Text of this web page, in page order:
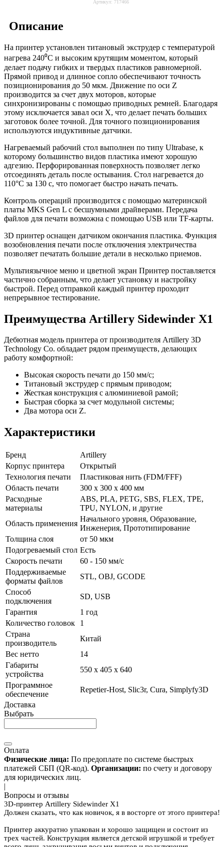
Артикул: 717466
Описание
На принтер установлен титановый экструдер с температурой
нагрева 240⁰С и высоким крутящим моментом, который
делает подачу гибких и твердых пластиков равномерной.
Прямой привод и длинное сопло обеспечивают точность
позиционирования до 50 мкм. Движение по оси Z
производится за счет двух моторов, которые
синхронизированы с помощью приводных ремней. Благодаря
этому исключается завал оси X, что делает печать больших
заготовок более точной. Для точного позиционирования
используются индуктивные датчики.
Нагреваемый рабочий стол выполнен по типу Ultrabase, к
которому большинство видов пластика имеют хорошую
адгезию. Перфорированная поверхность позволяет легко
отсоединять деталь после остывания. Стол нагревается до
110°С за 130 с, что помогает быстро начать печать.
Контроль операций производится с помощью материнской
платы MKS Gen L с бесшумными драйверами. Передача
файлов для печати возможна с помощью USB или TF-карты.
3D принтер оснащен датчиком окончания пластика. Функция
возобновления печати после отключения электричества
позволяет печатать большие детали в несколько приемов.
Мультиязычное меню и цветной экран Принтер поставляется
частично собранным, что делает установку и настройку
быстрой. Перед отправкой каждый принтер проходит
непрерывное тестирование.
Преимущества Artillery Sidewinder X1
Дебютная модель принтера от производителя Artillery 3D
Technology Co. обладает рядом преимуществ, делающих
работу комфортной:
Высокая скорость печати до 150 мм/с;
Титановый экструдер с прямым приводом;
Жесткая конструкция с алюминиевой рамой;
Быстрая сборка за счет модульной системы;
Два мотора оси Z.
Характеристики
Бренд
Artillery
Корпус принтера
Открытый
Технология печати
Пластиковая нить (FDM/FFF)
Область печати
300 х 300 х 400 мм
Расходные
материалы
ABS, PLA, PETG, SBS, FLEX, TPE,
TPU, NYLON, и другие
Область применения
Начального уровня, Образование,
Инженерия, Прототипирование
Толщина слоя
от 50 мкм
Подогреваемый стол Есть
Скорость печати
60 - 150 мм/с
Поддерживаемые
форматы файлов
STL, OBJ, GCODE
Способ
подключения
SD, USB
Гарантия
1 год
Количество головок
1
Страна
производитель
Китай
Вес нетто
14
Габариты
устройства
550 x 405 x 640
Программное
обеспечение
Repetier-Host, Slic3r, Cura, Simplyfy3D
Доставка
Выбрать
Оплата
Физические лица: По предоплате по системе быстрых
платежей СБП (QR-код). Организации: по счету и договору
для юридических лиц.
|
Вопросы и отзывы
3D-принтер Artillery Sidewinder X1
Должен сказать, что как новичок, я в восторге от этого принтера!
Принтер аккуратно упакован и хорошо защищен и состоит из
трех частей. Конструкция является детской игрушкой и требует